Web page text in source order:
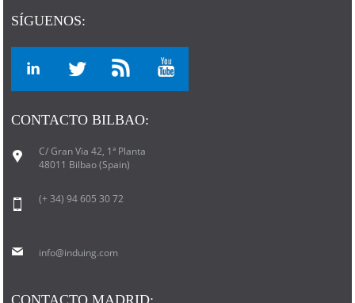
SÍGUENOS:
CONTACTO BILBAO:
C/ Gran Via 42, 1ª Planta
48011 Bilbao (Spain)
(+ 34) 94 605 30 72
info@induing.com
CONTACTO MADRID: